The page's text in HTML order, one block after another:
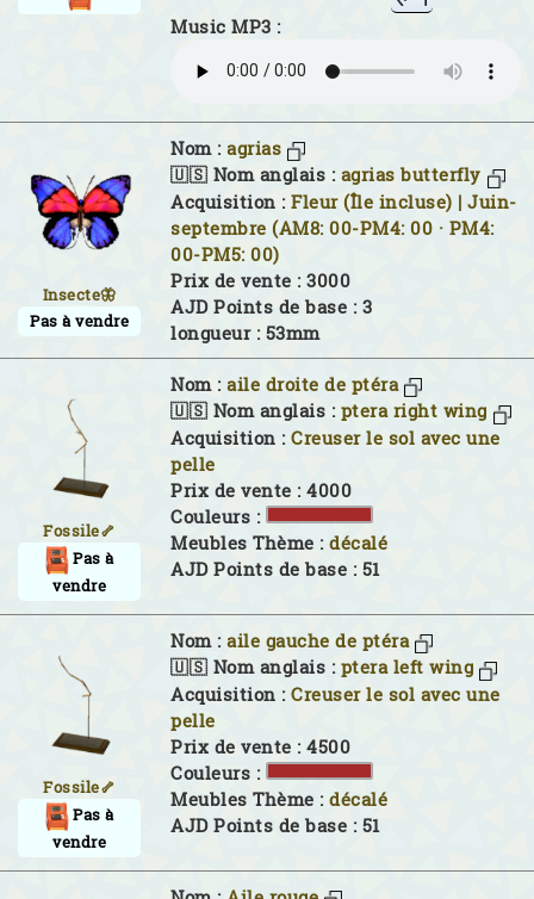
Music MP3 :
Insecte🦋
Pas à vendre
Nom : agrias
🇺🇸 Nom anglais : agrias butterfly
Acquisition : Fleur (Île incluse) | Juin-
septembre (AM8: 00-PM4: 00 · PM4:
00-PM5: 00)
Prix de vente : 3000
AJD Points de base : 3
longueur : 53mm
Fossile🦴
Pas à
vendre
Nom : aile droite de ptéra
🇺🇸 Nom anglais : ptera right wing
Acquisition : Creuser le sol avec une
pelle
Prix de vente : 4000
Couleurs :
Meubles Thème : décalé
AJD Points de base : 51
Fossile🦴
Pas à
vendre
Nom : aile gauche de ptéra
🇺🇸 Nom anglais : ptera left wing
Acquisition : Creuser le sol avec une
pelle
Prix de vente : 4500
Couleurs :
Meubles Thème : décalé
AJD Points de base : 51